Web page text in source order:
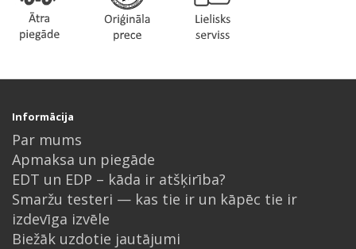
Informācija
Par mums
Apmaksa un piegāde
EDT un EDP – kāda ir atšķirība?
Smaržu testeri — kas tie ir un kāpēc tie ir
izdevīga izvēle
Biežāk uzdotie jautājumi